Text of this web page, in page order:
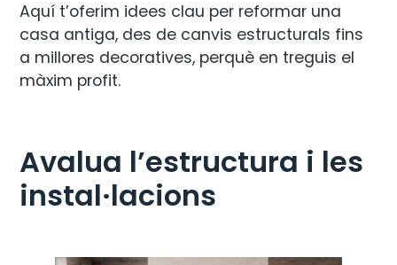
Aquí t’oferim idees clau per reformar una
casa antiga, des de canvis estructurals fins
a millores decoratives, perquè en treguis el
màxim profit.
Avalua l’estructura i les
instal·lacions